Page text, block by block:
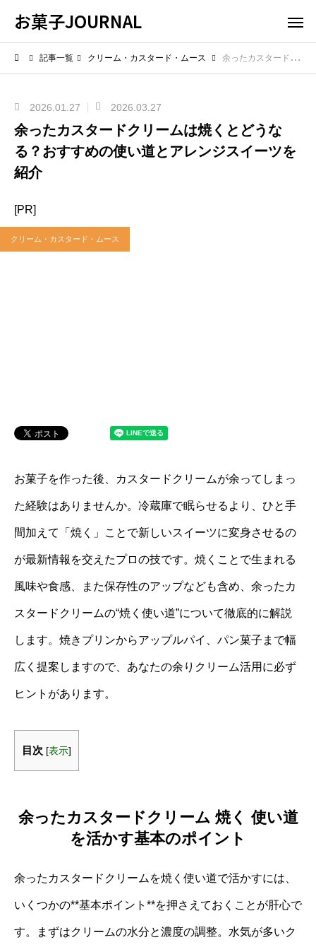
お菓子JOURNAL
記事一覧 クリーム・カスタード・ムース 余ったカスタードクリームは焼くとどうなる？おすすめの使い道とアレンジスイーツを紹介
2026.01.27 2026.03.27
余ったカスタードクリームは焼くとどうな
る？おすすめの使い道とアレンジスイーツを
紹介
[PR]
クリーム・カスタード・ムース
お菓子を作った後、カスタードクリームが余ってしまっ
た経験はありませんか。冷蔵庫で眠らせるより、ひと手
間加えて「焼く」ことで新しいスイーツに変身させるの
が最新情報を交えたプロの技です。焼くことで生まれる
風味や食感、また保存性のアップなども含め、余ったカ
スタードクリームの“焼く使い道”について徹底的に解説
します。焼きプリンからアップルパイ、パン菓子まで幅
広く提案しますので、あなたの余りクリーム活用に必ず
ヒントがあります。
目次 [表示]
余ったカスタードクリーム 焼く 使い道
を活かす基本のポイント
余ったカスタードクリームを焼く使い道で活かすには、
いくつかの**基本ポイント**を押さえておくことが肝心で
す。まずはクリームの水分と濃度の調整。水気が多いク